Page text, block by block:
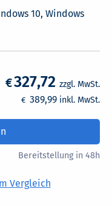
10, Windows
€327,72 zzgl. MwSt.
€ 389,99 inkl. MwSt.
Bereitstellung in 48h
Vergleich